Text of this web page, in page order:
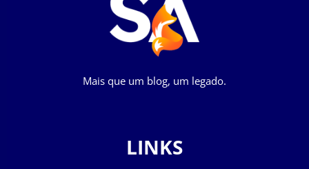
Mais que um blog, um legado.
LINKS